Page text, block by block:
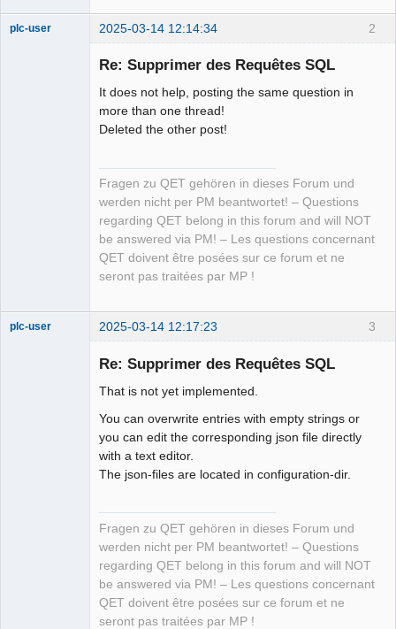
2
plc-user 2025-03-14 12:14:34
Re: Supprimer des Requêtes SQL
It does not help, posting the same question in
more than one thread!
Deleted the other post!
Fragen zu QET gehören in dieses Forum und
werden nicht per PM beantwortet! – Questions
regarding QET belong in this forum and will NOT
be answered via PM! – Les questions concernant
QET doivent être posées sur ce forum et ne
seront pas traitées par MP !
3
plc-user 2025-03-14 12:17:23
Re: Supprimer des Requêtes SQL
That is not yet implemented.
You can overwrite entries with empty strings or
you can edit the corresponding json file directly
with a text editor.
The json-files are located in configuration-dir.
Fragen zu QET gehören in dieses Forum und
werden nicht per PM beantwortet! – Questions
regarding QET belong in this forum and will NOT
be answered via PM! – Les questions concernant
QET doivent être posées sur ce forum et ne
seront pas traitées par MP !